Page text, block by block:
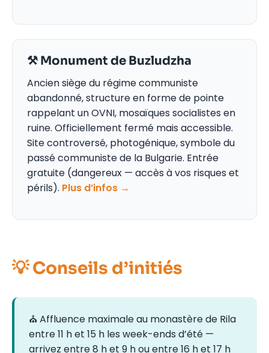
⚒️ Monument de Buzludzha
Ancien siège du régime communiste
abandonné, structure en forme de pointe
rappelant un OVNI, mosaïques socialistes en
ruine. Officiellement fermé mais accessible.
Site controversé, photogénique, symbole du
passé communiste de la Bulgarie. Entrée
gratuite (dangereux — accès à vos risques et
périls). Plus d’infos →
💡 Conseils d’initiés
⛪ Affluence maximale au monastère de Rila
entre 11 h et 15 h les week-ends d’été —
arrivez entre 8 h et 9 h ou entre 16 h et 17 h